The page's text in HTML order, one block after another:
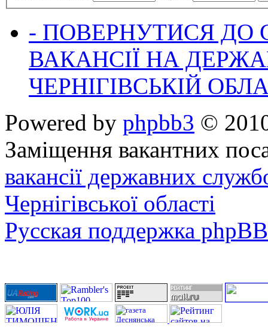
- ПОВЕРНУТИСЯ ДО
ВАКАНСІЇ НА
ЧЕРНІГІВСЬКІЙ
Powered by phpbb3 ©
Заміщення вакантних
вакансії державних
Чернігівської області
Русская поддержка phpBB